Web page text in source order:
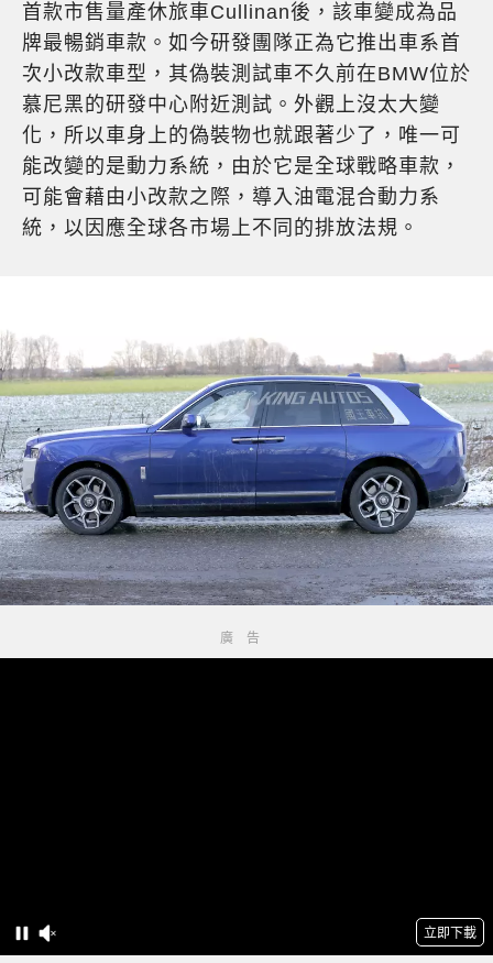
首款市售量產休旅車Cullinan後，該車變成為品
牌最暢銷車款。如今研發團隊正為它推出車系首
次小改款車型，其偽裝測試車不久前在BMW位於
慕尼黑的研發中心附近測試。外觀上沒太大變
化，所以車身上的偽裝物也就跟著少了，唯一可
能改變的是動力系統，由於它是全球戰略車款，
可能會藉由小改款之際，導入油電混合動力系
統，以因應全球各市場上不同的排放法規。